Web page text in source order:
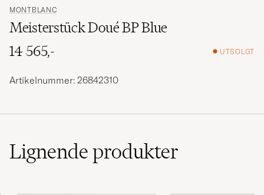
MONTBLANC
Meisterstück Doué BP Blue
14 565,-
UTSOLGT
Artikelnummer: 26842310
Lignendeprodukter